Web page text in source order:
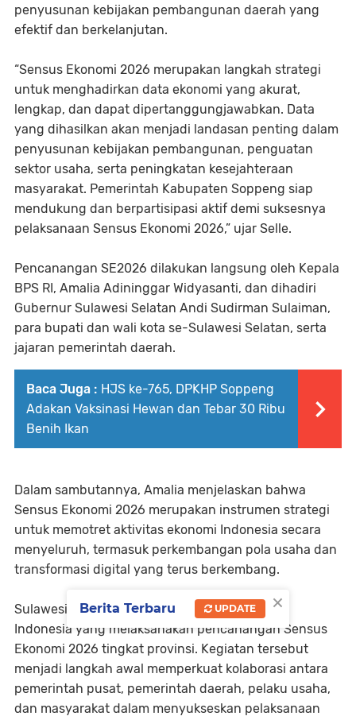
penyusunan kebijakan pembangunan daerah yang
efektif dan berkelanjutan.
“Sensus Ekonomi 2026 merupakan langkah strategi
untuk menghadirkan data ekonomi yang akurat,
lengkap, dan dapat dipertanggungjawabkan. Data
yang dihasilkan akan menjadi landasan penting dalam
penyusunan kebijakan pembangunan, penguatan
sektor usaha, serta peningkatan kesejahteraan
masyarakat. Pemerintah Kabupaten Soppeng siap
mendukung dan berpartisipasi aktif demi suksesnya
pelaksanaan Sensus Ekonomi 2026,” ujar Selle.
Pencanangan SE2026 dilakukan langsung oleh Kepala
BPS RI, Amalia Adininggar Widyasanti, dan dihadiri
Gubernur Sulawesi Selatan Andi Sudirman Sulaiman,
para bupati dan wali kota se-Sulawesi Selatan, serta
jajaran pemerintah daerah.
Baca Juga : HJS ke-765, DPKHP Soppeng
Adakan Vaksinasi Hewan dan Tebar 30 Ribu
Benih Ikan
Dalam sambutannya, Amalia menjelaskan bahwa
Sensus Ekonomi 2026 merupakan instrumen strategi
untuk memotret aktivitas ekonomi Indonesia secara
menyeluruh, termasuk perkembangan pola usaha dan
transformasi digital yang terus berkembang.
Sulawesi Selatan menjadi provinsi pertama di
Indonesia yang melaksanakan pencanangan Sensus
Ekonomi 2026 tingkat provinsi. Kegiatan tersebut
menjadi langkah awal memperkuat kolaborasi antara
pemerintah pusat, pemerintah daerah, pelaku usaha,
dan masyarakat dalam menyukseskan pelaksanaan
×
Berita Terbaru UPDATE